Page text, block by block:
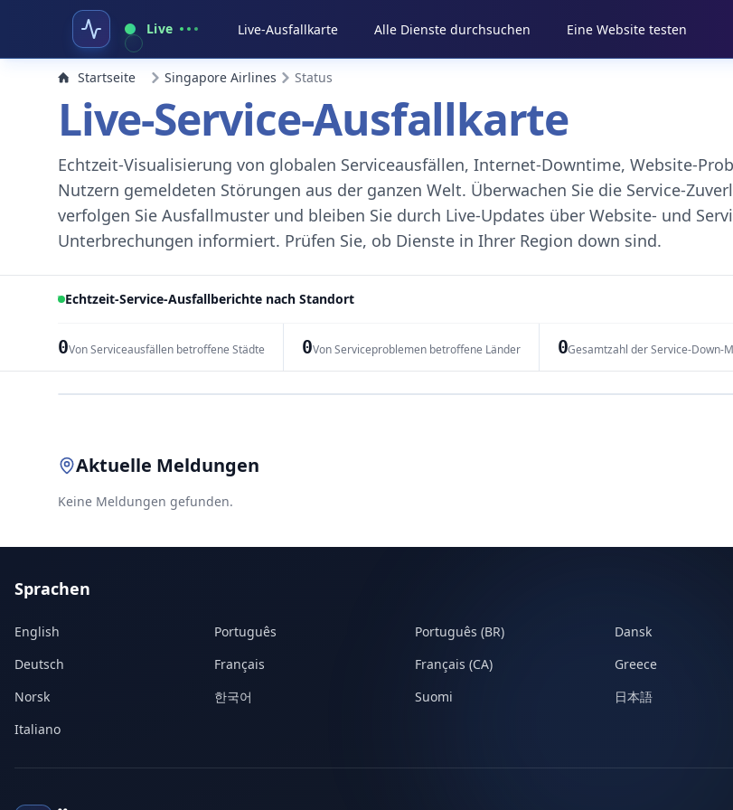
Live Live-Ausfallkarte Alle Dienste durchsuchen Eine Website testen
Startseite Singapore Airlines Status
Live-Service-Ausfallkarte
Echtzeit-Visualisierung von globalen Serviceausfällen, Internet-Downtime, Website-
Nutzern gemeldeten Störungen aus der ganzen Welt. Überwachen Sie die Service-
verfolgen Sie Ausfallmuster und bleiben Sie durch Live-Updates über Website- und
Unterbrechungen informiert. Prüfen Sie, ob Dienste in Ihrer Region down sind.
Echtzeit-Service-Ausfallberichte nach Standort
0Von Serviceausfällen betroffene Städte 0Von Serviceproblemen betroffene Länder 0Gesamtzahl der Service-Down-
Aktuelle Meldungen
Keine Meldungen gefunden.
Sprachen
English Português Português (BR) Dansk
Deutsch
Français Français (CA) Greece
Norsk
한국어 Suomi 日本語
Italiano